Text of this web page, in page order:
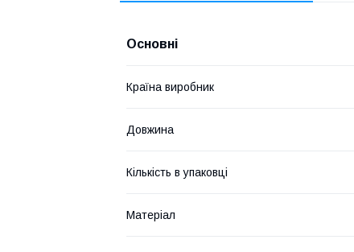
Основні
Країна виробник
Довжина
Кількість в упаковці
Матеріал